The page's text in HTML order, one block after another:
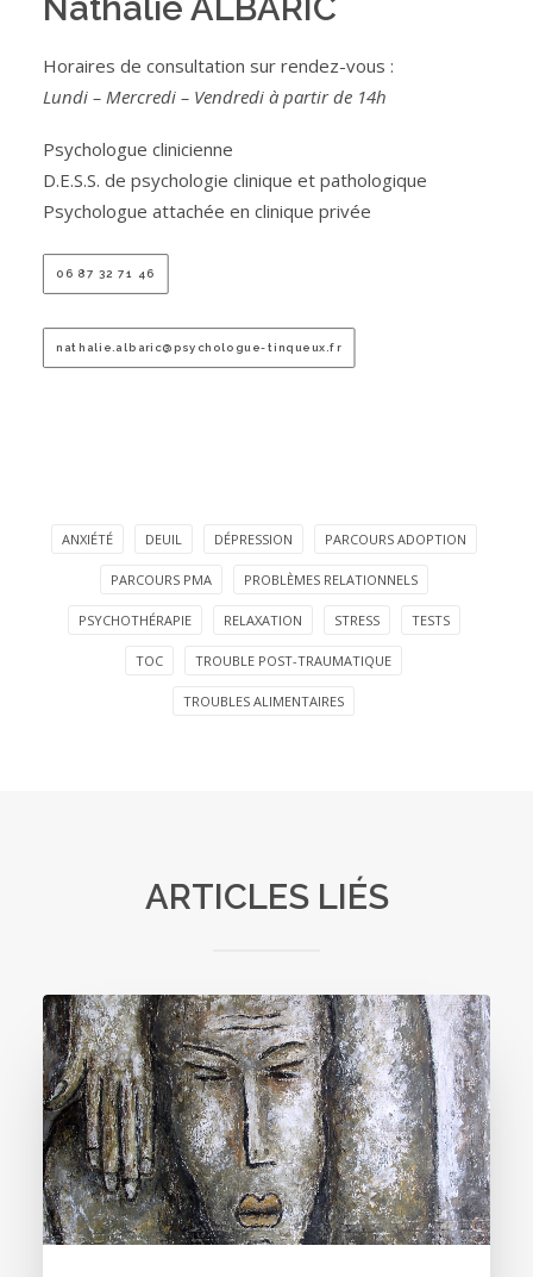
Nathalie ALBARIC
Horaires de consultation sur rendez-vous :
Lundi – Mercredi – Vendredi à partir de 14h
Psychologue clinicienne
D.E.S.S. de psychologie clinique et pathologique
Psychologue attachée en clinique privée
06 87 32 71 46
nathalie.albaric@psychologue-tinqueux.fr
ANXIÉTÉ DEUIL DÉPRESSION PARCOURS ADOPTION
PARCOURS PMA PROBLÈMES RELATIONNELS
PSYCHOTHÉRAPIE RELAXATION STRESS TESTS
TOC TROUBLE POST-TRAUMATIQUE
TROUBLES ALIMENTAIRES
ARTICLES LIÉS